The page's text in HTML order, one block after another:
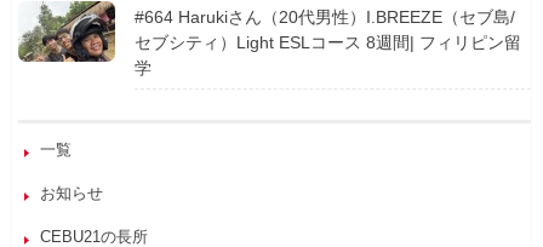
#664 Harukiさん（20代男性）I.BREEZE（セブ島/
セブシティ）Light ESLコース 8週間| フィリピン留
学
一覧
お知らせ
CEBU21の長所